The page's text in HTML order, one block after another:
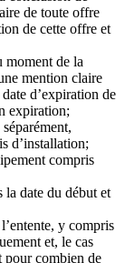
de toute offre
de cette offre et
moment de la
mention claire
d’expiration de
expiration;
d’installation;
compris
la date du début et
y compris
et, le cas
pour combien de